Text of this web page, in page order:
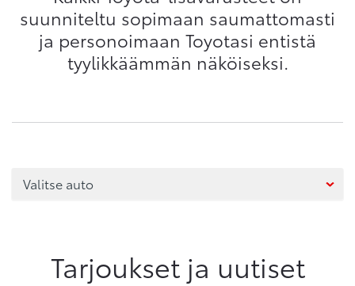
suunniteltu sopimaan saumattomasti
ja personoimaan Toyotasi entistä
tyylikkäämmän näköiseksi.
Tarjoukset ja uutiset